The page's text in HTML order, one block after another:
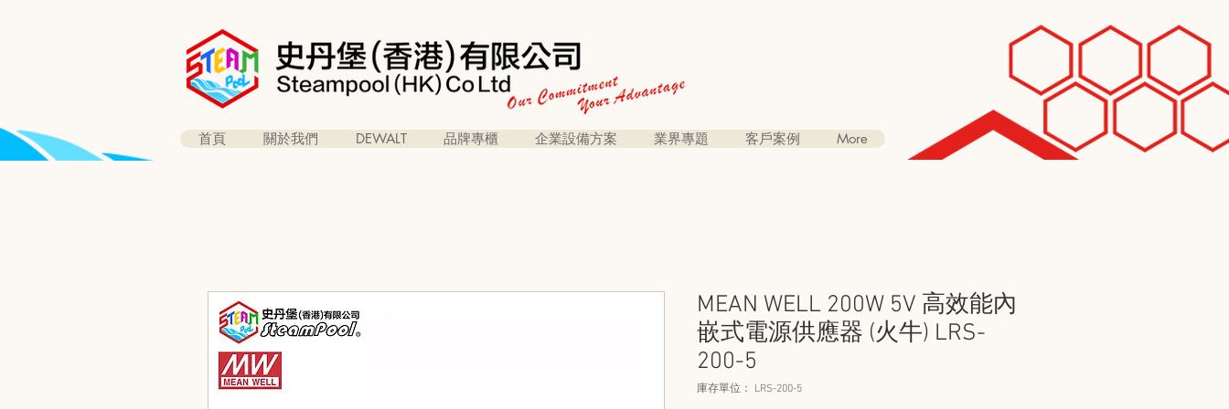
首頁 關於我們 DEWALT 品牌專櫃 企業設備方案 業界專題 客戶案例 More
MEAN WELL 200W 5V 高效能內
嵌式電源供應器 (火牛) LRS-
200-5
庫存單位： LRS-200-5